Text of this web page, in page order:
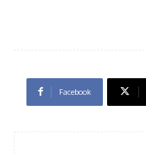
Facebook